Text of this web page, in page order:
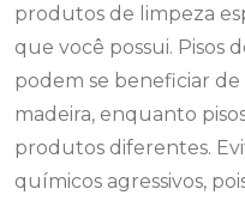
produtos de limpeza
que você possui. Pisos
podem se beneficiar
madeira, enquanto
produtos diferentes.
químicos agressivos,